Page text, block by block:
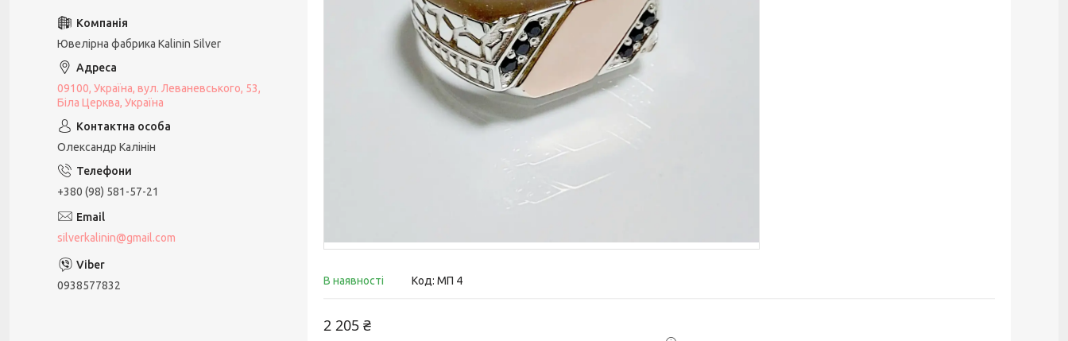
В наявності Код: МП 4
2 205 ₴
Ювелірна фабрика Kalinin Silver
09100, Україна, вул. Леваневського, 53,
Біла Церква, Україна
Олександр Калінін
+380 (98) 581-57-21
silverkalinin@gmail.com
0938577832